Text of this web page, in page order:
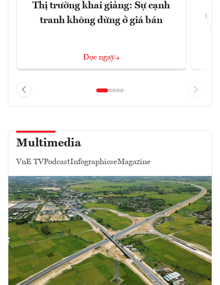
Thị trường khai giảng: Sự cạnh
tranh không dừng ở giá bán
Đọc ngay
Multimedia
VnE TVPodcastInfographicseMagazine